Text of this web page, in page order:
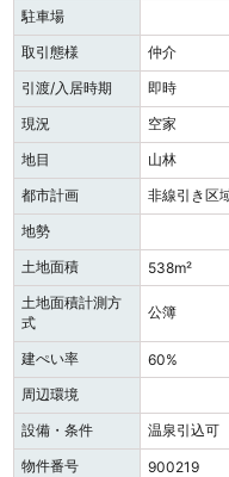
駐車場
取引態様
仲介
引渡/入居時期
即時
現況
空家
地目
山林
都市計画
非線引き区
地勢
土地面積
538m²
土地面積計測方
式
公簿
建ぺい率 60%
周辺環境
設備・条件
温泉引込可
物件番号
900219